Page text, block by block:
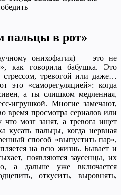
пальцы в рот»
онихофагия) — это не
как говорила бабушка. Это
стрессом, тревогой или даже…
это «саморегуляцией»: когда
а ты слишком медленная,
игрушкой. Многие замечают,
время просмотра сериалов или
мозг занят, а тревога ищет
кусать пальцы, когда нервная
способ «выпустить пар»,
на всю жизнь. Бывает и
появляются заусенцы, их
а дальше уже включается
откусить, выровнять,